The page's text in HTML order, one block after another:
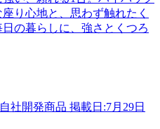
自社開発商品 掲載日:7月29日